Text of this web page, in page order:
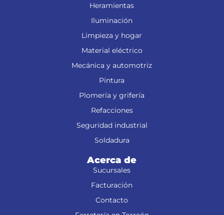
Heramientas
Iluminación
Limpieza y hogar
Material eléctrico
Mecánica y automotriz
Pintura
Plomería y grifería
Refacciones
Seguridad industrial
Soldadura
Acerca de
Sucursales
Facturación
Contacto